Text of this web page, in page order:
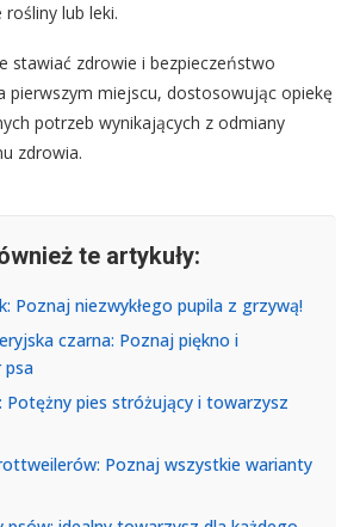
lub leki.
stawiać zdrowie i bezpieczeństwo
pierwszym miejscu, dostosowując opiekę
potrzeb wynikających z odmiany
zdrowia.
te artykuły:
Poznaj niezwykłego pupila z grzywą!
czarna: Poznaj piękno i
psa
Potężny pies stróżujący i towarzysz
Poznaj wszystkie warianty